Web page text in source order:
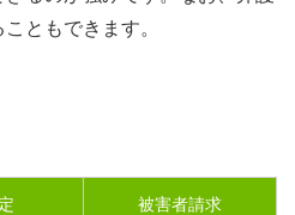
ともできます。
被害者請求